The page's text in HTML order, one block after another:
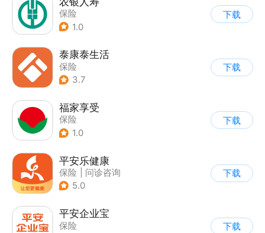
保险
1.0
下载
泰康泰生活
保险
3.7
下载
福家享受
保险
1.0
下载
平安乐健康
保险
问诊咨询
5.0
下载
平安企业宝
保险
下载